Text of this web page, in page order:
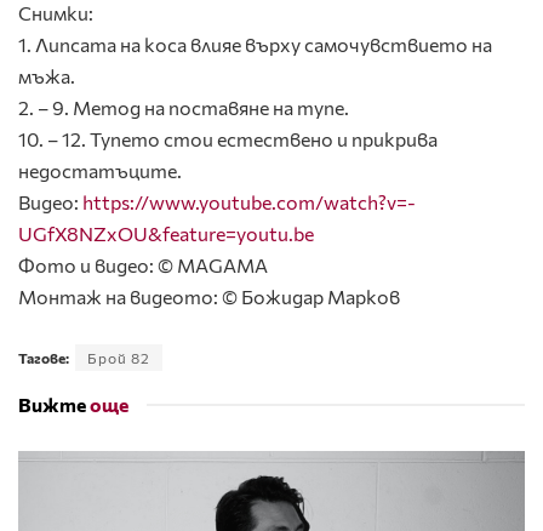
Снимки:
1. Липсата на коса влияе върху самочувствието на
мъжа.
2. – 9. Метод на поставяне на тупе.
10. – 12. Тупето стои естествено и прикрива
недостатъците.
Видео: https://www.youtube.com/watch?v=-
UGfX8NZxOU&feature=youtu.be
Фото и видео: © MAGAMA
Монтаж на видеото: © Божидар Марков
Тагове: Брой 82
Вижтеоще